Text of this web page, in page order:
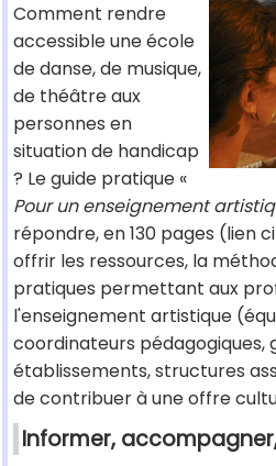
Comment rendre
accessible une école
de danse, de musique,
de théâtre aux
personnes en
situation de handicap
? Le guide pratique «
Pour un enseignement
répondre, en 130 pages (lien
offrir les ressources, la
pratiques permettant aux
l'enseignement artistique
coordinateurs pédagogiques,
établissements, structures
de contribuer à une offre
Informer,